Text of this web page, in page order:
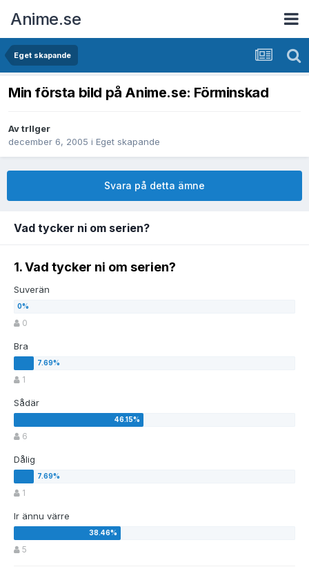
Anime.se
Eget skapande
Min första bild på Anime.se: Förminskad
AvtrIIger
december 6, 2005 i Eget skapande
Svara på detta ämne
Vad tycker ni om serien?
1. Vad tycker ni om serien?
Suverän
0
Bra
1
Sådär
6
Dålig
1
lr ännu värre
5